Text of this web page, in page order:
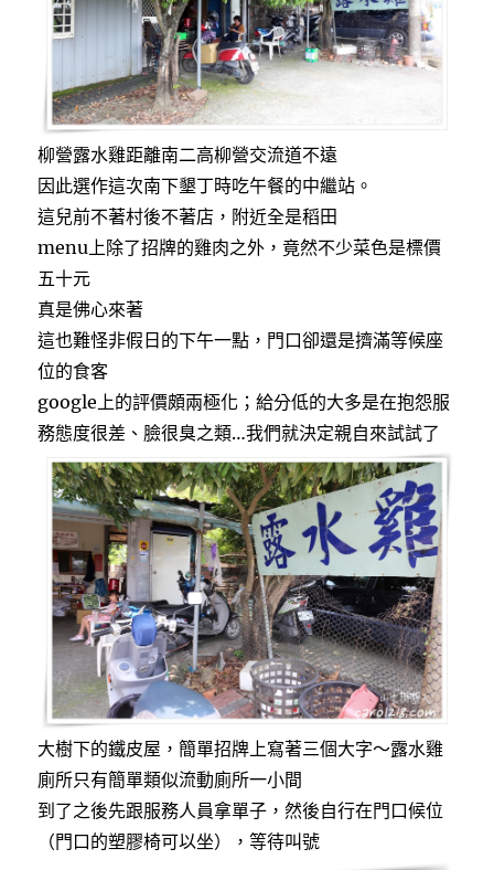
柳營露水雞距離南二高柳營交流道不遠
因此選作這次南下墾丁時吃午餐的中繼站。
這兒前不著村後不著店，附近全是稻田
menu上除了招牌的雞肉之外，竟然不少菜色是標價
五十元
真是佛心來著
這也難怪非假日的下午一點，門口卻還是擠滿等候座
位的食客
google上的評價頗兩極化；給分低的大多是在抱怨服
務態度很差、臉很臭之類…我們就決定親自來試試了
大樹下的鐵皮屋，簡單招牌上寫著三個大字～露水雞
廁所只有簡單類似流動廁所一小間
到了之後先跟服務人員拿單子，然後自行在門口候位
（門口的塑膠椅可以坐），等待叫號